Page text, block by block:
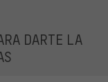
DARTE LA